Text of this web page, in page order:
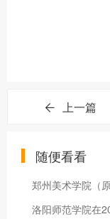
上一篇
随便看看
洛阳师范学院在